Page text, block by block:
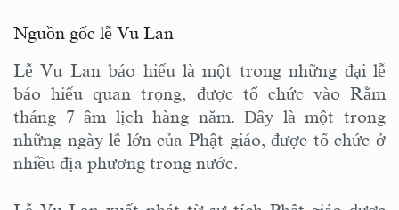
Nguồn gốc lễ Vu Lan
Lễ Vu Lan báo hiếu là một trong những đại lễ
báo hiếu quan trọng, được tổ chức vào Rằm
tháng 7 âm lịch hàng năm. Đây là một trong
những ngày lễ lớn của Phật giáo, được tổ chức ở
nhiều địa phương trong nước.